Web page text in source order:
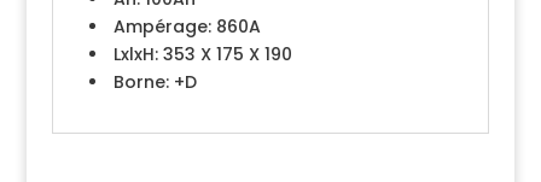
Ampérage:860A
LxlxH:353 X 175 X 190
Borne:+D